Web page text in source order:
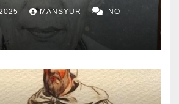
MANSYUR NO